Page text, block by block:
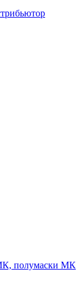
полумаски МК